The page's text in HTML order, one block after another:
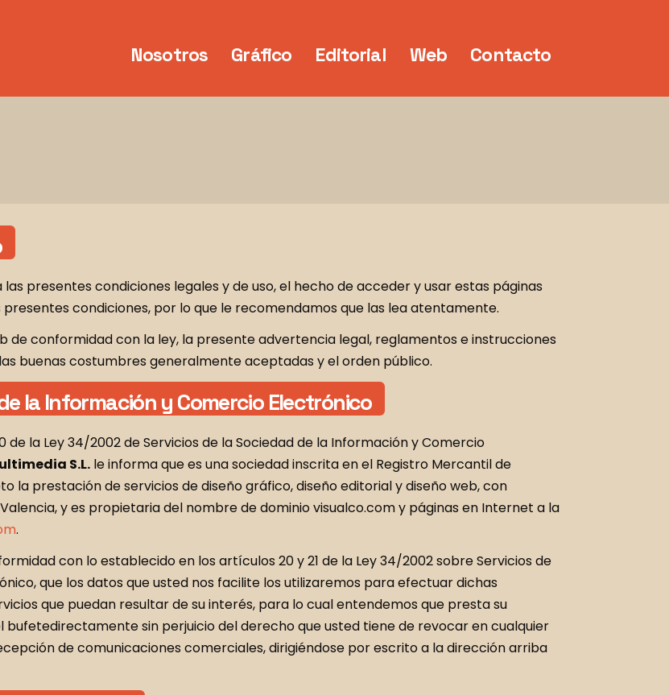
Nosotros Gráfico Editorial Web Contacto
presentes condiciones legales y de uso, el hecho de acceder y usar estas páginas
condiciones, por lo que le recomendamos que las lea atentamente.
de conformidad con la ley, la presente advertencia legal, reglamentos e instrucciones
buenas costumbres generalmente aceptadas y el orden público.
la Información y Comercio Electrónico
la Ley 34/2002 de Servicios de la Sociedad de la Información y Comercio
S.L. le informa que es una sociedad inscrita en el Registro Mercantil de
la prestación de servicios de diseño gráfico, diseño editorial y diseño web, con
y es propietaria del nombre de dominio visualco.com y páginas en Internet a la
.
con lo establecido en los artículos 20 y 21 de la Ley 34/2002 sobre Servicios de
que los datos que usted nos facilite los utilizaremos para efectuar dichas
que puedan resultar de su interés, para lo cual entendemos que presta su
sin perjuicio del derecho que usted tiene de revocar en cualquier
de comunicaciones comerciales, dirigiéndose por escrito a la dirección arriba